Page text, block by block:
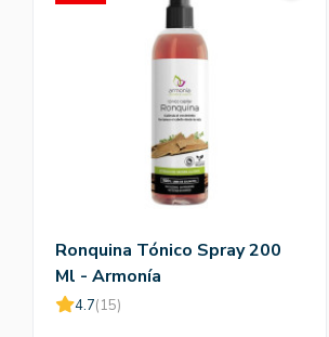
Ronquina Tónico Spray 200
Ml - Armonía
4.7(15)